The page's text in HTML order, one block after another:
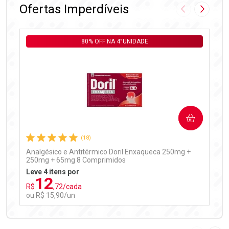
Ofertas Imperdíveis Imagem
(18)
Analgésico e Antitérmico Doril Enxaqueca 250mg +
250mg + 65mg 8 Comprimidos
80% OFF NA 4°UNIDADE
Leve 4 itens por
R$12,72/cada
ou R$ 15,90/un
COMPRAR